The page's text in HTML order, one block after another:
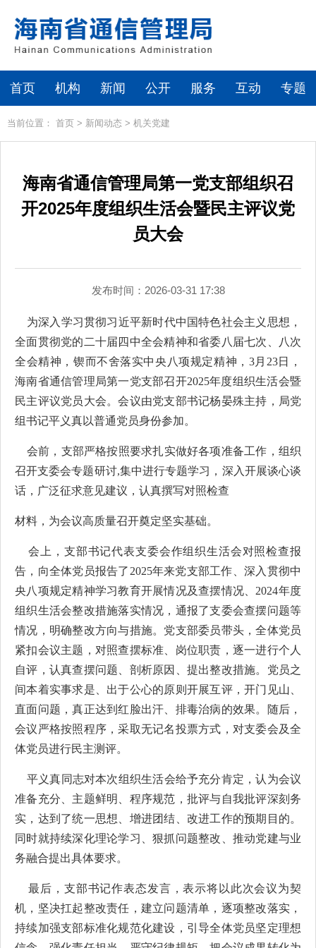
首页 机构 新闻 公开 服务 互动 专题
当前位置： 首页 > 新闻动态 > 机关党建
海南省通信管理局第一党支部组织召
开2025年度组织生活会暨民主评议党
员大会
发布时间：2026-03-31 17:38
为深入学习贯彻习近平新时代中国特色社会主义思想，
全面贯彻党的二十届四中全会精神和省委八届七次、八次
全会精神，锲而不舍落实中央八项规定精神， 3月23日，
海南省通信管理局第一党支部召开2025年度组织生活会暨
民主评议党员大会。会议由党支部书记杨晏殊主持，局党
组书记平义真以普通党员身份参加。
会前，支部严格按照要求扎实做好各项准备工作，组织
召开支委会专题研讨,集中进行专题学习，深入开展谈心谈
话，广泛征求意见建议，认真撰写对照检查
材料，为会议高质量召开奠定坚实基础。
会上，支部书记代表支委会作组织生活会对照检查报
告， 向全体党员报告了 2025年来党支部工作、深入贯彻中
央八项规定精神学习教育开展情况及查摆情况、2024年度
组织生活会整改措施落实情况，通报了支委会查摆问题等
情况，明确整改方向与措施。党支部委员带头，全体党员
紧扣会议主题，对照查摆标准、岗位职责，逐一进行个人
自评，认真查摆问题、剖析原因、提出整改措施。党员之
间本着实事求是、出于公心的原则开展互评，开门见山、
直面问题，真正达到红脸出汗、排毒治病的效果。随后，
会议严格按照程序，采取无记名投票方式，对支委会及全
体党员进行民主测评。
平义真同志对本次组织生活会给予充分肯定，认为会议
准备充分、主题鲜明、程序规范，批评与自我批评深刻务
实，达到了统一思想、增进团结、改进工作的预期目的。
同时就持续深化理论学习、狠抓问题整改、推动党建与业
务融合提出具体要求。
最后， 支部书记作表态发言，表示将以此次会议为契
机，坚决扛起整改责任，建立问题清单，逐项整改落实 ，
持续加强支部标准化规范化建设，引导全体党员坚定理想